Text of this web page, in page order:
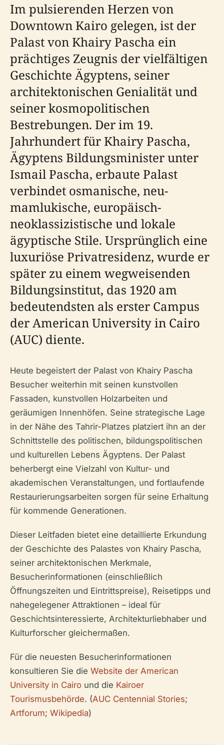
Im pulsierenden Herzen von
Downtown Kairo gelegen, ist der
Palast von Khairy Pascha ein
prächtiges Zeugnis der vielfältigen
Geschichte Ägyptens, seiner
architektonischen Genialität und
seiner kosmopolitischen
Bestrebungen. Der im 19.
Jahrhundert für Khairy Pascha,
Ägyptens Bildungsminister unter
Ismail Pascha, erbaute Palast
verbindet osmanische, neu-
mamlukische, europäisch-
neoklassizistische und lokale
ägyptische Stile. Ursprünglich eine
luxuriöse Privatresidenz, wurde er
später zu einem wegweisenden
Bildungsinstitut, das 1920 am
bedeutendsten als erster Campus
der American University in Cairo
(AUC) diente.
Heute begeistert der Palast von Khairy Pascha
Besucher weiterhin mit seinen kunstvollen
Fassaden, kunstvollen Holzarbeiten und
geräumigen Innenhöfen. Seine strategische Lage
in der Nähe des Tahrir-Platzes platziert ihn an der
Schnittstelle des politischen, bildungspolitischen
und kulturellen Lebens Ägyptens. Der Palast
beherbergt eine Vielzahl von Kultur- und
akademischen Veranstaltungen, und fortlaufende
Restaurierungsarbeiten sorgen für seine Erhaltung
für kommende Generationen.
Dieser Leitfaden bietet eine detaillierte Erkundung
der Geschichte des Palastes von Khairy Pascha,
seiner architektonischen Merkmale,
Besucherinformationen (einschließlich
Öffnungszeiten und Eintrittspreise), Reisetipps und
nahegelegener Attraktionen – ideal für
Geschichtsinteressierte, Architekturliebhaber und
Kulturforscher gleichermaßen.
Für die neuesten Besucherinformationen
konsultieren Sie die Website der American
University in Cairo und die Kairoer
Tourismusbehörde. (AUC Centennial Stories;
Artforum; Wikipedia)